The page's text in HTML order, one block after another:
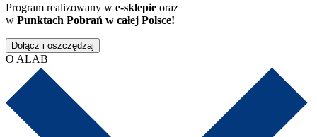
Program realizowany w e-sklepie oraz
w Punktach Pobrań w całej Polsce!
Dołącz i oszczędzaj
O ALAB